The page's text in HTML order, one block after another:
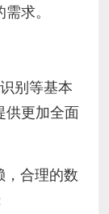
求。
别等基本
供更加全面
，合理的数